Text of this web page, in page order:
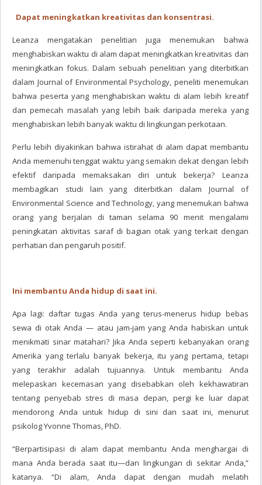
Dapat meningkatkan kreativitas dan konsentrasi.
Leanza mengatakan penelitian juga menemukan bahwa
menghabiskan waktu di alam dapat meningkatkan kreativitas dan
meningkatkan fokus. Dalam sebuah penelitian yang diterbitkan
dalam Journal of Environmental Psychology, peneliti menemukan
bahwa peserta yang menghabiskan waktu di alam lebih kreatif
dan pemecah masalah yang lebih baik daripada mereka yang
menghabiskan lebih banyak waktu di lingkungan perkotaan.
Perlu lebih diyakinkan bahwa istirahat di alam dapat membantu
Anda memenuhi tenggat waktu yang semakin dekat dengan lebih
efektif daripada memaksakan diri untuk bekerja? Leanza
membagikan studi lain yang diterbitkan dalam Journal of
Environmental Science and Technology, yang menemukan bahwa
orang yang berjalan di taman selama 90 menit mengalami
peningkatan aktivitas saraf di bagian otak yang terkait dengan
perhatian dan pengaruh positif.
Ini membantu Anda hidup di saat ini.
Apa lagi: daftar tugas Anda yang terus-menerus hidup bebas
sewa di otak Anda — atau jam-jam yang Anda habiskan untuk
menikmati sinar matahari? Jika Anda seperti kebanyakan orang
Amerika yang terlalu banyak bekerja, itu yang pertama, tetapi
yang terakhir adalah tujuannya. Untuk membantu Anda
melepaskan kecemasan yang disebabkan oleh kekhawatiran
tentang penyebab stres di masa depan, pergi ke luar dapat
mendorong Anda untuk hidup di sini dan saat ini, menurut
psikolog Yvonne Thomas, PhD.
“Berpartisipasi di alam dapat membantu Anda menghargai di
mana Anda berada saat itu—dan lingkungan di sekitar Anda,”
katanya. “Di alam, Anda dapat dengan mudah melatih